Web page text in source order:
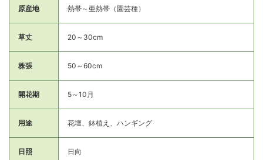
原産地 熱帯～亜熱帯（園芸種）
草丈 20～30cm
株張 50～60cm
開花期 5～10月
用途 花壇、鉢植え、ハンギング
日照 日向